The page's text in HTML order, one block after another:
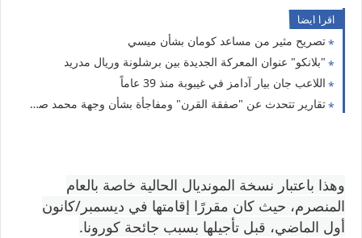
اقرا ايضا
تصريح مثير من مساعد كومان بشأن ميسي
"بلانكو" عنوان المعركة الجديدة بين برشلونة وريال مدريد
اللاعب جان بيار آدامز في غيبوبة منذ 39 عاماً
تقارير تتحدث عن "صفقة القرن" ومفاجأة بشأن وجهة محمد صلاح المقبلة وعلاقتها بكيليان مبابي
وهذا باعتبار نسخة المونديال الحالية خاصة بالعام
المنصرم، حيث كان مقررًا إقامتها في ديسمبر/كانون
أول الماضي، قبل تأجيلها بسبب جائحة كورونا.